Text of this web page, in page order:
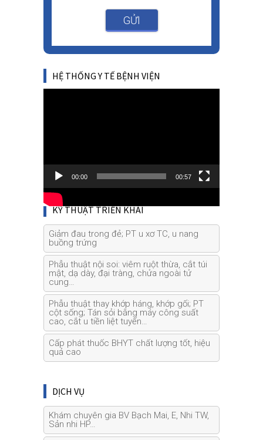
GỬI
HỆ THỐNG Y TẾ BỆNH VIỆN
00:00 00:57
KỸ THUẬT TRIỂN KHAI
Giảm đau trong đẻ; PT u xơ TC, u nang
buồng trứng
Phẫu thuật nội soi: viêm ruột thừa, cắt túi
mật, dạ dày, đại tràng, chửa ngoài tử
cung…
Phẫu thuật thay khớp háng, khớp gối; PT
cột sống; Tán sỏi bằng máy công suất
cao, cắt u tiền liệt tuyến…
Cấp phát thuốc BHYT chất lượng tốt, hiệu
quả cao
DỊCH VỤ
Khám chuyên gia BV Bạch Mai, E, Nhi TW,
Sản nhi HP…